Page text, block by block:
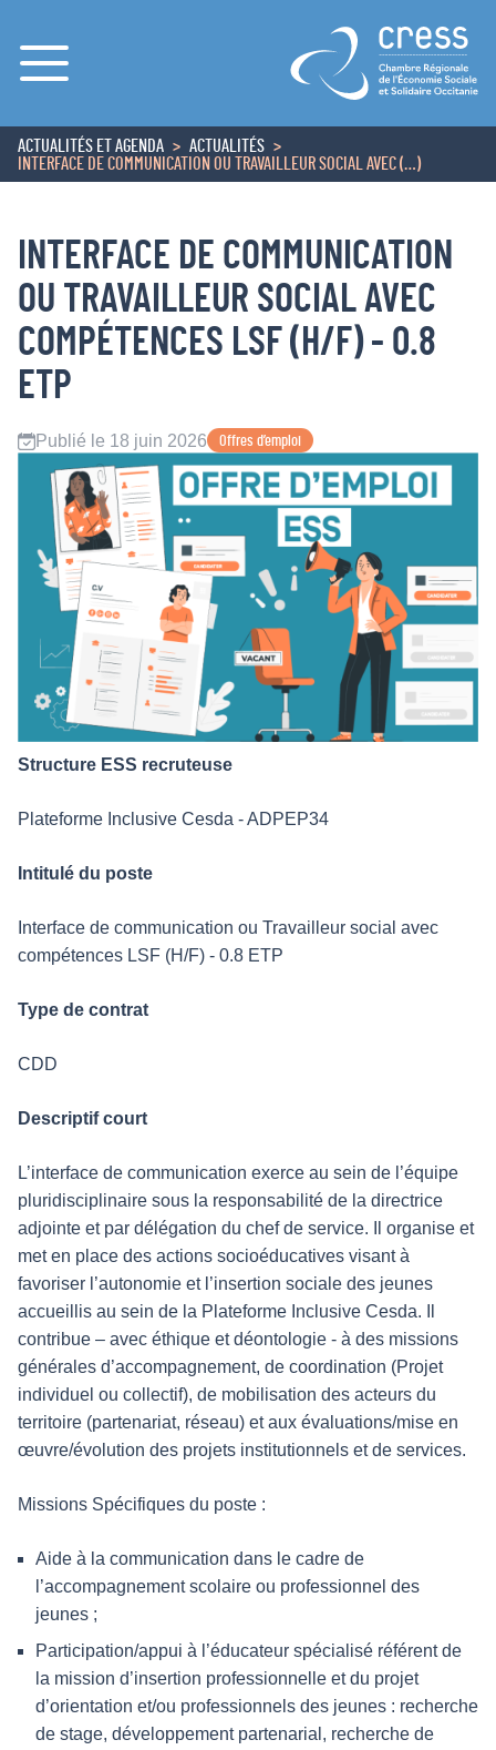
Menu
ACCUEIL
ACTUALITÉS ET AGENDA
ACTUALITÉS
INTERFACE DE COMMUNICATION OU TRAVAILLEUR SOCIAL AVEC (…)
INTERFACE DE COMMUNICATION
OU TRAVAILLEUR SOCIAL AVEC
COMPÉTENCES LSF (H/F) - 0.8
ETP
Publié le 18 juin 2026 Offres d’emploi
Structure ESS recruteuse
Plateforme Inclusive Cesda - ADPEP34
Intitulé du poste
Interface de communication ou Travailleur social avec
compétences LSF (H/F) - 0.8 ETP
Type de contrat
CDD
Descriptif court
L’interface de communication exerce au sein de l’équipe
pluridisciplinaire sous la responsabilité de la directrice
adjointe et par délégation du chef de service. Il organise et
met en place des actions socioéducatives visant à
favoriser l’autonomie et l’insertion sociale des jeunes
accueillis au sein de la Plateforme Inclusive Cesda. Il
contribue – avec éthique et déontologie - à des missions
générales d’accompagnement, de coordination (Projet
individuel ou collectif), de mobilisation des acteurs du
territoire (partenariat, réseau) et aux évaluations/mise en
œuvre/évolution des projets institutionnels et de services.
Missions Spécifiques du poste :
Aide à la communication dans le cadre de
l’accompagnement scolaire ou professionnel des
jeunes ;
Participation/appui à l’éducateur spécialisé référent de
la mission d’insertion professionnelle et du projet
d’orientation et/ou professionnels des jeunes : recherche
de stage, développement partenarial, recherche de